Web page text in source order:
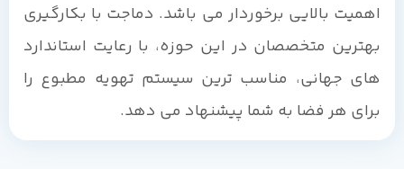
اهمیت بالایی برخوردار می باشد. دماجت با بکارگیری
بهترین متخصصان در این حوزه، با رعایت استاندارد
های جهانی، مناسب ترین سیستم تهویه مطبوع را
برای هر فضا به شما پیشنهاد می دهد.